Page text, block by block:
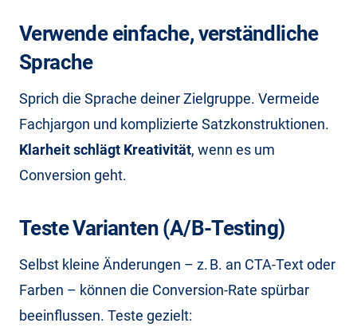
Verwende einfache, verständliche
Sprache
Sprich die Sprache deiner Zielgruppe. Vermeide
Fachjargon und komplizierte Satzkonstruktionen.
Klarheit schlägt Kreativität, wenn es um
Conversion geht.
Teste Varianten (A/B-Testing)
Selbst kleine Änderungen – z. B. an CTA-Text oder
Farben – können die Conversion-Rate spürbar
beeinflussen. Teste gezielt: